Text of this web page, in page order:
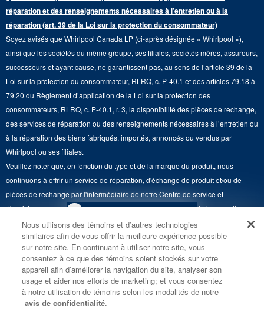
Pièces de rechange
Aide sur les produits
Suivre ma commande
Services de livraison et d'installation
Retours et échanges
Accessibilité
Services d'abonnement
Résidents du Québec
Qualité Commerciale
Duos de Lessive
Fours muraux
Hottes
Fours à micro-ondes
Monsieur Maytag
Carrières
Whirlpool et Corporation
Whirlpool au Canada
réparation et des renseignements nécessaires à l’entretien ou à la
réparation (art. 39 de la Loi sur la protection du consommateur)
Soyez avisés que Whirlpool Canada LP (ci-après désignée « Whirlpool »),
ainsi que les sociétés du même groupe, ses filiales, sociétés mères, assureurs,
successeurs et ayant cause, ne garantissent pas, au sens de l’article 39 de la
Loi sur la protection du consommateur, RLRQ, c. P-40.1 et des articles 79.18 à
79.20 du Règlement d’application de la Loi sur la protection des
consommateurs, RLRQ, c. P-40.1, r. 3, la disponibilité des pièces de rechange,
des services de réparation ou des renseignements nécessaires à l’entretien ou
à la réparation des biens fabriqués, importés, annoncés ou vendus par
Whirlpool ou ses filiales.
Veuillez noter que, en fonction du type et de la marque du produit, nous
continuons à offrir un service de réparation, d'échange de produit et/ou de
pièces de rechange par l'intermédiaire de notre Centre de service et
d'assistance aux propriétaires, sous réserve des conditions de la garantie
limitée du fabricant. Pour plus d'informations, veuillez consulter les sites Web
de nos différentes marques sous la rubrique « Service et assistance » ou
appeler le 1-800-807-6777. Pour InSinkErator, appelez le 1-800-561-1700.
Ce marchand en ligne est situé au 200-6750, avenue Century, Mississauga
(Ontario) L5N 0B7. ®/TM © 2026 Maytag. Tous droits réservés.
4 SOLDES ET OFFRES
PROMOTION DES
ENSEMBLES DE CUISINE
Finit le 8/26/26
ÉCONOMISEZ JUSQU’À 300 $*
à l’achat de plusieurs électroménagers de
cuisine admissibles Maytag®
ACTUELLEMENT
DISPONIBLE
CENTRE DE
Nous utilisons des témoins et d’autres technologies
similaires afin de vous offrir la meilleure expérience possible
sur notre site. En continuant à utiliser notre site, vous
consentez à ce que des témoins soient stockés sur votre
appareil afin d’améliorer la navigation du site, analyser son
usage et aider nos efforts de marketing; et vous consentez
à notre utilisation de témoins selon les modalités de notre
avis de confidentialité.